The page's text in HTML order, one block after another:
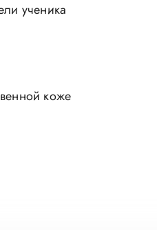
ученика
коже